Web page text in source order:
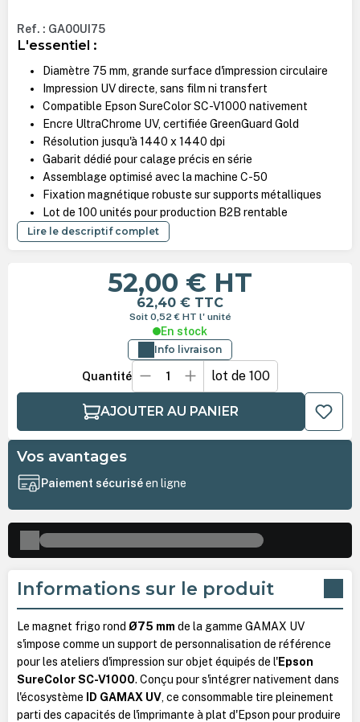
Ref. : GA00UI75
L'essentiel :
Diamètre 75 mm, grande surface d'impression circulaire
Impression UV directe, sans film ni transfert
Compatible Epson SureColor SC-V1000 nativement
Encre UltraChrome UV, certifiée GreenGuard Gold
Résolution jusqu'à 1440 x 1440 dpi
Gabarit dédié pour calage précis en série
Assemblage optimisé avec la machine C-50
Fixation magnétique robuste sur supports métalliques
Lot de 100 unités pour production B2B rentable
Lire le descriptif complet
52,00 € HT
62,40 € TTC
Soit 0,52 € HT l' unité
En stock
Info livraison
Quantité lot de 100
AJOUTER AU PANIER
Vos avantages
Paiement sécuriséen ligne
Informations sur le produit
Le magnet frigo rond Ø75 mm de la gamme GAMAX UV
s'impose comme un support de personnalisation de référence
pour les ateliers d'impression sur objet équipés de l'Epson
SureColor SC-V1000. Conçu pour s'intégrer nativement dans
l'écosystème
ID GAMAX UV, ce consommable tire pleinement
parti des capacités de l'imprimante à plat d'Epson pour produire